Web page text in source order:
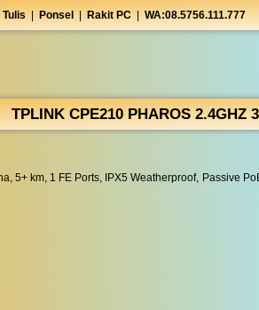
Ponsel Rakit PC WA:08.5756.111.777
TPLINK CPE210 PHAROS 2.4GHZ
5+ km, 1 FE Ports, IPX5 Weatherproof, Passive